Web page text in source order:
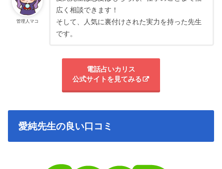
管理人マコ
広く相談できます！
そして、人気に裏付けされた実力を持った先生
です。
電話占いカリス
公式サイトを見てみる
愛純先生の良い口コミ